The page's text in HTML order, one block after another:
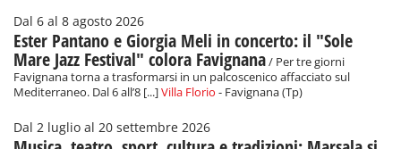
Dal 6 al 8 agosto 2026
Ester Pantano e Giorgia Meli in concerto: il "Sole
Mare Jazz Festival" colora Favignana/ Per tre giorni
Favignana torna a trasformarsi in un palcoscenico affacciato sul
Mediterraneo. Dal 6 all’8 [...]Villa Florio - Favignana (Tp)
Dal 2 luglio al 20 settembre 2026